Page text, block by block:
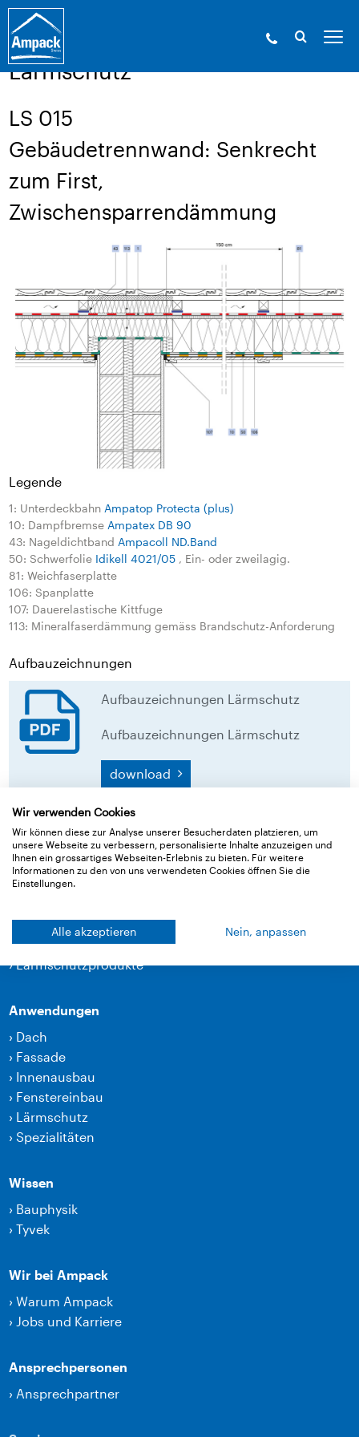
Ampack - Die Experten der Gebäudehülle. Seit
1946.»Service
Lärmschutz
LS 015
Gebäudetrennwand: Senkrecht
zum First,
Zwischensparrendämmung
Legende
1: Unterdeckbahn Ampatop Protecta (plus)
10: Dampfbremse Ampatex DB 90
43: Nageldichtband Ampacoll ND.Band
50: Schwerfolie Idikell 4021/05 , Ein- oder zweilagig.
81: Weichfaserplatte
106: Spanplatte
107: Dauerelastische Kittfuge
113: Mineralfaserdämmung gemäss Brandschutz-Anforderung
Aufbauzeichnungen
Aufbauzeichnungen Lärmschutz
Aufbauzeichnungen Lärmschutz
download
›Bahnen
›Klebetechnik und Zubehör
›Lärmschutzprodukte
Anwendungen
› Dach
› Fassade
› Innenausbau
› Fenstereinbau
› Lärmschutz
›Spezialitäten
Wissen
› Bauphysik
›Tyvek
Wir bei Ampack
›Warum Ampack
›Jobs und Karriere
Ansprechpersonen
› Ansprechpartner
Wir verwenden Cookies
Wir können diese zur Analyse unserer Besucherdaten platzieren, um
unsere Webseite zu verbessern, personalisierte Inhalte anzuzeigen und
Ihnen ein grossartiges Webseiten-Erlebnis zu bieten. Für weitere
Informationen zu den von uns verwendeten Cookies öffnen Sie die
Einstellungen.
Alle akzeptieren Nein, anpassen